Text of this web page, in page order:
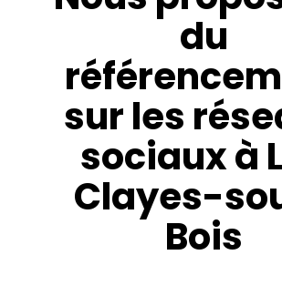
du
sur les
sociaux à
Clayes-
Bois